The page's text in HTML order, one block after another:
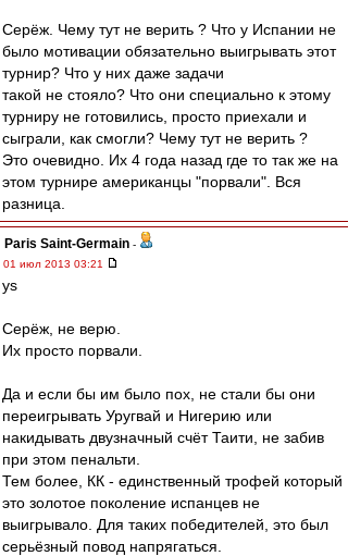
Серёж. Чему тут не верить ? Что у Испании не
было мотивации обязательно выигрывать этот
турнир? Что у них даже задачи
такой не стояло? Что они специально к этому
турниру не готовились, просто приехали и
сыграли, как смогли? Чему тут не верить ?
Это очевидно. Их 4 года назад где то так же на
этом турнире американцы "порвали". Вся
разница.
Paris Saint-Germain -
01 июл 2013 03:21
ys
Серёж, не верю.
Их просто порвали.
Да и если бы им было пох, не стали бы они
переигрывать Уругвай и Нигерию или
накидывать двузначный счёт Таити, не забив
при этом пенальти.
Тем более, КК - единственный трофей который
это золотое поколение испанцев не
выигрывало. Для таких победителей, это был
серьёзный повод напрягаться.